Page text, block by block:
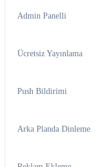
Admin Panelli
Ücretsiz Yayınlama
Push Bildirimi
Arka Planda Dinleme